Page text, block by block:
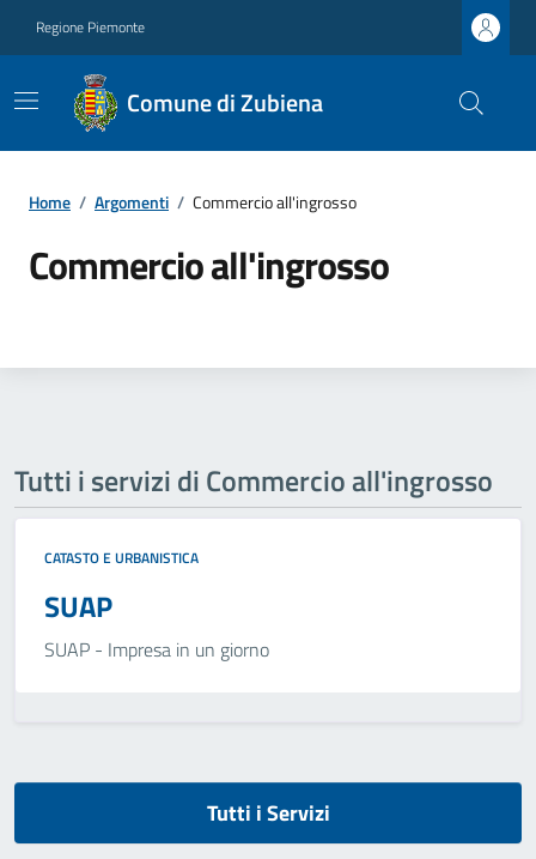
Regione Piemonte
Comune di Zubiena
Home / Argomenti / Commercio all'ingrosso
Commercio all'ingrosso
Tutti i servizi di Commercio all'ingrosso
CATASTO E URBANISTICA
SUAP
SUAP - Impresa in un giorno
Tutti i Servizi